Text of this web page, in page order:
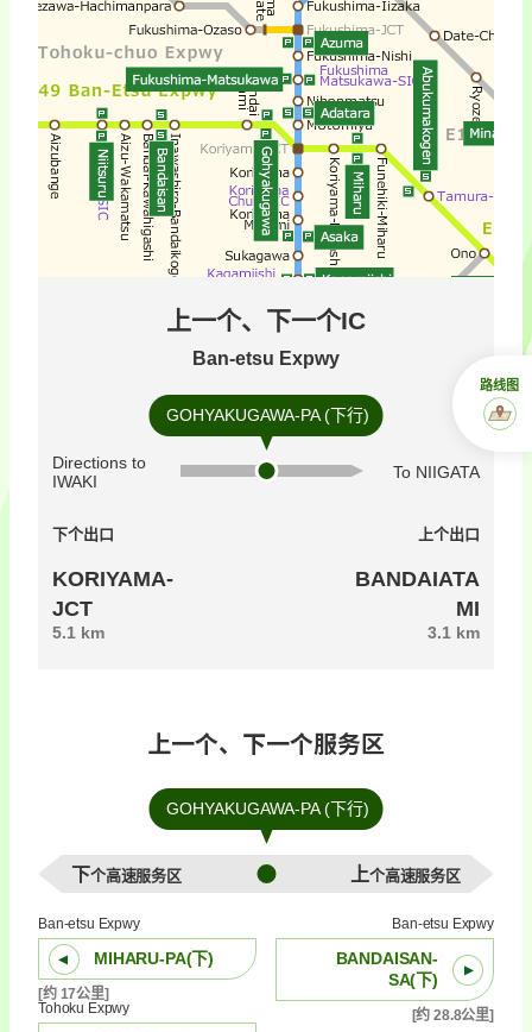
上一个、下一个IC
Ban-etsu Expwy
GOHYAKUGAWA-PA (下行)
Directions to
IWAKI
下个出口
KORIYAMA-
JCT
5.1 km
To NIIGATA
上个出口
BANDAIATA
MI
3.1 km
上一个、下一个服务区
GOHYAKUGAWA-PA (下行)
下个高速服务区 上个高速服务区
Ban-etsu Expwy
MIHARU-PA(下)
[约 17公里]
Tohoku Expwy
Ban-etsu Expwy
BANDAISAN-
SA(下)
[约 28.8公里]
路线图